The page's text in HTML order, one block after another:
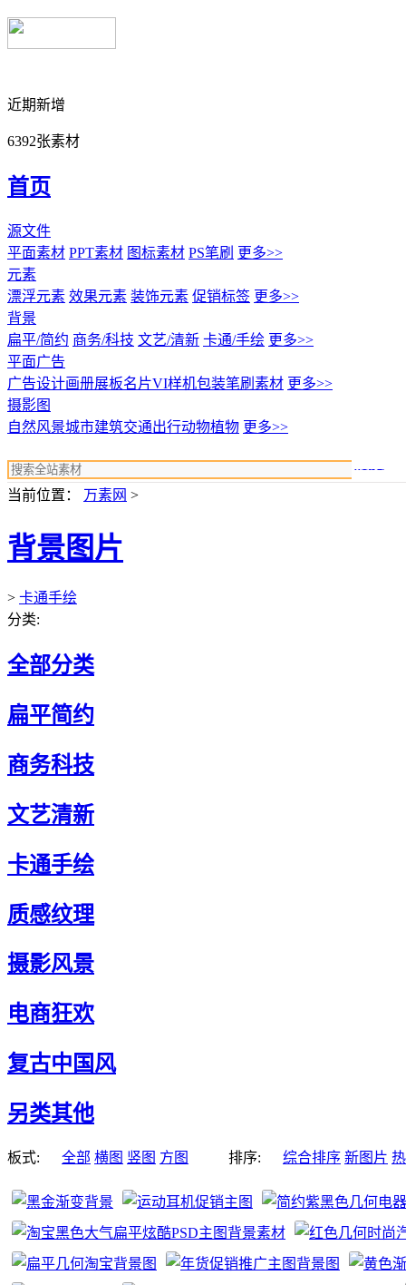
近期新增
6392张素材
首页
源文件
平面素材 PPT素材 图标素材 PS笔刷 更多>>
元素
漂浮元素 效果元素 装饰元素 促销标签 更多>>
背景
扁平/简约 商务/科技 文艺/清新 卡通/手绘 更多>>
平面广告
广告设计画册展板名片VI样机包装笔刷素材 更多>>
摄影图
自然风景城市建筑交通出行动物植物 更多>>
当前位置： 万素网 >
背景图片
> 卡通手绘
分类:
全部分类
扁平简约
商务科技
文艺清新
卡通手绘
质感纹理
摄影风景
电商狂欢
复古中国风
另类其他
板式: 全部 横图 竖图 方图 排序: 综合排序 新图片